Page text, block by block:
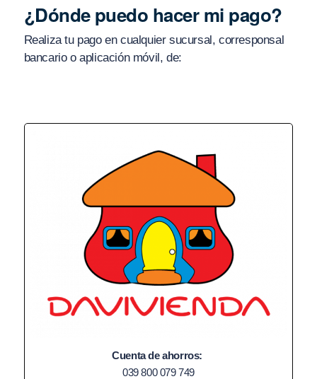
¿Dónde puedo hacer mi pago?
Realiza tu pago en cualquier sucursal, corresponsal
bancario o aplicación móvil, de:
Cuenta de ahorros:
039 800 079 749